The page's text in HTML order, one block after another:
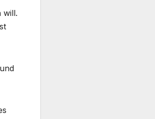
will.